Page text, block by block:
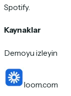
Spotify.
Kaynaklar
Demoyu izleyin
loom.com